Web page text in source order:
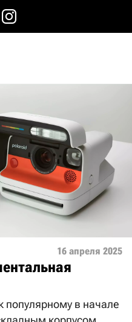
16 апреля 2025
популярному в начале